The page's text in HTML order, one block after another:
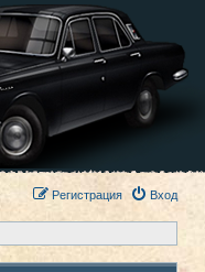
Вход
Регистрация